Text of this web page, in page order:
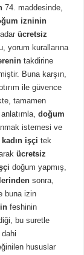
74. maddesinde,
izninin
ücretsiz
yorum kurallarına
takdirine
Buna karşın,
ile güvence
tamamen
anlatımla,doğum
istemesi ve
kadın işçi tek
ücretsiz
doğum yapmış,
sonra,
buna izin
feshinin
bu suretle
dahi
hususlar